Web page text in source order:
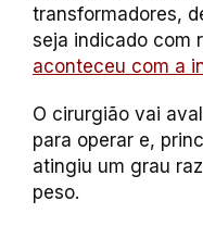
transformadores,
seja indicado com
aconteceu com a
O cirurgião vai
para operar e,
atingiu um grau
peso.